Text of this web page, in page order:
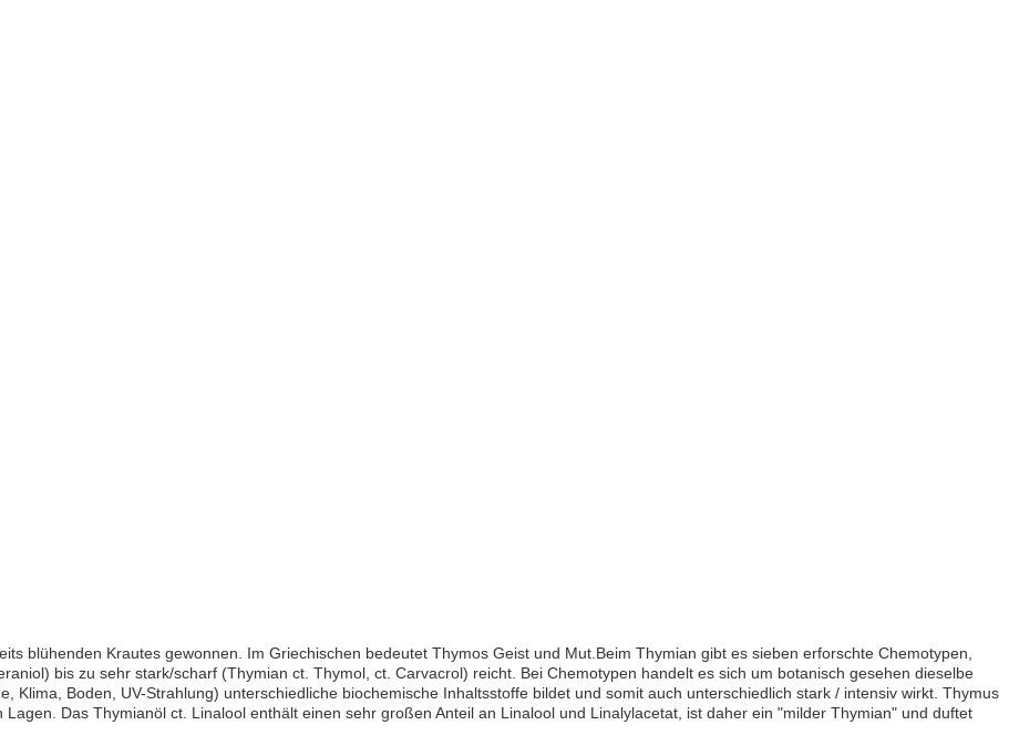
blühenden Krautes gewonnen. Im Griechischen bedeutet Thymos Geist und Mut Beim Thymian gibt es sieben erforschte Chemotypen,
bis zu sehr stark/scharf (Thymian ct. Thymol, ct. Carvacrol) reicht. Bei Chemotypen handelt es sich um botanisch gesehen dieselbe
Klima, Boden, UV-Strahlung) unterschiedliche biochemische Inhaltsstoffe bildet und somit auch unterschiedlich stark / intensiv wirkt. Thymus
Das Thymianöl ct. Linalool enthält einen sehr großen Anteil an Linalool und Linalylacetat , ist daher ein "milder Thymian" und duftet